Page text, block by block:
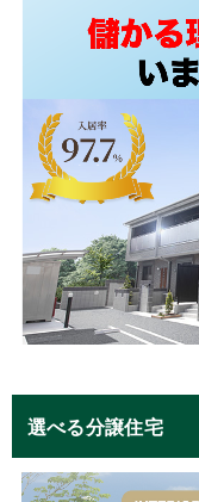
選べる分譲住宅